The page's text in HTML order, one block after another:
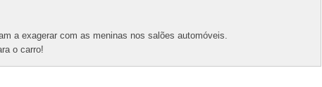
a exagerar com as meninas nos salões automóveis.
o carro!